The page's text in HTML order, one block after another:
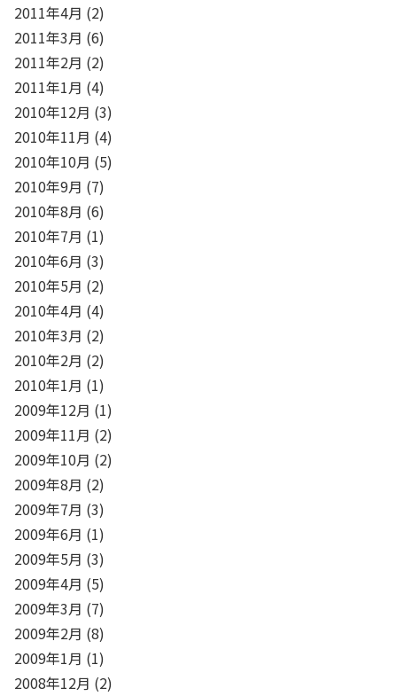
2011年4月 (2)
2011年3月 (6)
2011年2月 (2)
2011年1月 (4)
2010年12月 (3)
2010年11月 (4)
2010年10月 (5)
2010年9月 (7)
2010年8月 (6)
2010年7月 (1)
2010年6月 (3)
2010年5月 (2)
2010年4月 (4)
2010年3月 (2)
2010年2月 (2)
2010年1月 (1)
2009年12月 (1)
2009年11月 (2)
2009年10月 (2)
2009年8月 (2)
2009年7月 (3)
2009年6月 (1)
2009年5月 (3)
2009年4月 (5)
2009年3月 (7)
2009年2月 (8)
2009年1月 (1)
2008年12月 (2)